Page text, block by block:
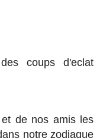
coups d'eclat
de nos amis les
notre zodiaque